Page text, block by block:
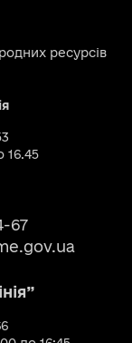
ресурсів
16.45
67